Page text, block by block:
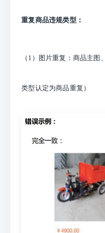
重复商品违规类型：
（1）图片重复：商品主
类型认定为商品重复）